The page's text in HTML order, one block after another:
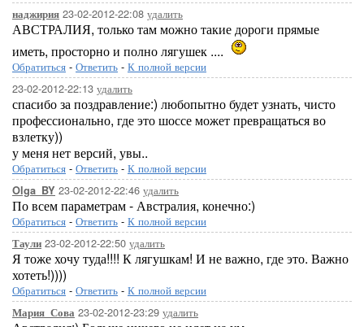
наджирия 23-02-2012-22:08 удалить
АВСТРАЛИЯ, только там можно такие дороги прямые
иметь, просторно и полно лягушек ....
Обратиться - Ответить - К полной версии
23-02-2012-22:13 удалить
спасибо за поздравление:) любопытно будет узнать, чисто
профессионально, где это шоссе может превращаться во
взлетку))
у меня нет версий, увы..
Обратиться - Ответить - К полной версии
Olga_BY 23-02-2012-22:46 удалить
По всем параметрам - Австралия, конечно:)
Обратиться - Ответить - К полной версии
Таули 23-02-2012-22:50 удалить
Я тоже хочу туда!!!! К лягушкам! И не важно, где это. Важно
хотеть!))))
Обратиться - Ответить - К полной версии
Мария_Сова 23-02-2012-23:29 удалить